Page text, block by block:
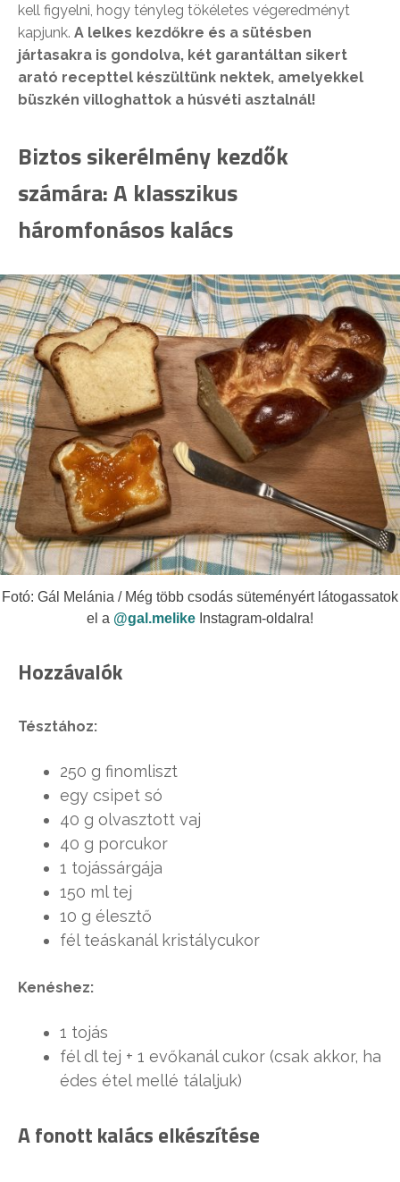
kell figyelni, hogy tényleg tökéletes végeredményt
kapjunk. A lelkes kezdőkre és a sütésben
jártasakra is gondolva, két garantáltan sikert
arató recepttel készültünk nektek, amelyekkel
büszkén villoghattok a húsvéti asztalnál!
Biztos sikerélmény kezdők
számára: A klasszikus
háromfonásos kalács
Fotó: Gál Melánia / Még több csodás süteményért látogassatok
el a @gal.melike Instagram-oldalra!
Hozzávalók
Tésztához:
250 g finomliszt
egy csipet só
40 g olvasztott vaj
40 g porcukor
1 tojássárgája
150 ml tej
10 g élesztő
fél teáskanál kristálycukor
Kenéshez:
1 tojás
fél dl tej + 1 evőkanál cukor (csak akkor, ha
édes étel mellé tálaljuk)
A fonott kalács elkészítése